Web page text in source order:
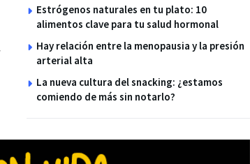
Estrógenos naturales en tu plato: 10
alimentos clave para tu salud hormonal
Hay relación entre la menopausia y la presión
arterial alta
La nueva cultura del snacking: ¿estamos
comiendo de más sin notarlo?